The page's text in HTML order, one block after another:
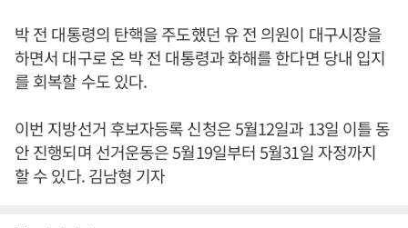
박 전 대통령의 탄핵을 주도했던 유 전 의원이 대구시장을
하면서 대구로 온 박 전 대통령과 화해를 한다면 당내 입지
를 회복할 수도 있다.
이번 지방선거 후보자등록 신청은 5월12일과 13일 이틀 동
안 진행되며 선거운동은 5월19일부터 5월31일 자정까지
할 수 있다. 김남형 기자